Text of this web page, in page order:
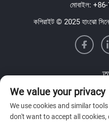
মোবাইল:
কপিরাইট © 2025 হাংঝো
আমাদের সাপ্তাহিক
We value your privacy
We use cookies and similar
don't want to accept all cookies,